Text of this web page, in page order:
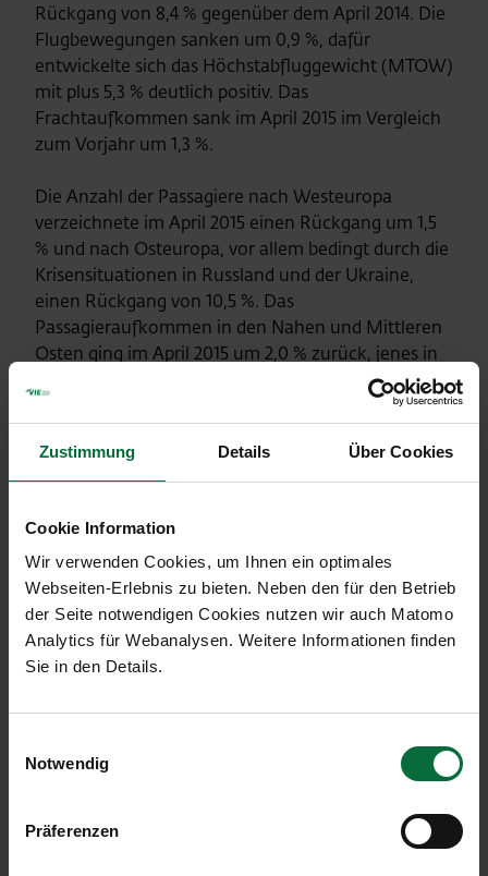
Zustimmung Details Über Cookies
Cookie Information
Wir verwenden Cookies, um Ihnen ein optimales
Webseiten-Erlebnis zu bieten. Neben den für den Betrieb
der Seite notwendigen Cookies nutzen wir auch Matomo
Analytics für Webanalysen. Weitere Informationen finden
Sie in den Details.
Notwendig
Präferenzen
Rückgang von 8,4 % gegenüber dem April 2014. Die
Flugbewegungen sanken um 0,9 %, dafür
entwickelte sich das Höchstabfluggewicht (MTOW)
mit plus 5,3 % deutlich positiv. Das
Frachtaufkommen sank im April 2015 im Vergleich
zum Vorjahr um 1,3 %.
Die Anzahl der Passagiere nach Westeuropa
verzeichnete im April 2015 einen Rückgang um 1,5
% und nach Osteuropa, vor allem bedingt durch die
Krisensituationen in Russland und der Ukraine,
einen Rückgang von 10,5 %. Das
Passagieraufkommen in den Nahen und Mittleren
Osten ging im April 2015 um 2,0 % zurück, jenes in
den Fernen Osten sank um 1,2 %. Stark angestiegen
ist hingegen das Passagieraufkommen nach
Nordamerika mit plus 11,3 % und nach Afrika mit
plus 30,3 %.
und Kosice
Gut haben sich auch die Auslandsbeteiligungen der
Flughafen Wien AG entwickelt: Malta Airport
verzeichnet ein kumuliertes Passagierwachstum
von Jänner bis April 2015 von 5,1 % auf 1.085.809
Passagiere in den ersten vier Monaten. Der
Passagierentwicklung um 15,7 % auf 74.822